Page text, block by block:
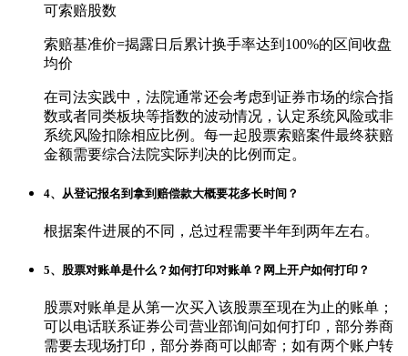
可索赔股数
索赔基准价=揭露日后累计换手率达到100%的区间收盘
均价
在司法实践中，法院通常还会考虑到证券市场的综合指
数或者同类板块等指数的波动情况，认定系统风险或非
系统风险扣除相应比例。每一起股票索赔案件最终获赔
金额需要综合法院实际判决的比例而定。
4、从登记报名到拿到赔偿款大概要花多长时间？
根据案件进展的不同，总过程需要半年到两年左右。
5、股票对账单是什么？如何打印对账单？网上开户如何打印？
股票对账单是从第一次买入该股票至现在为止的账单；
可以电话联系证券公司营业部询问如何打印，部分券商
需要去现场打印，部分券商可以邮寄；如有两个账户转